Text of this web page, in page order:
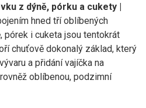
z dýně, pórku a cukety |
hned tří oblíbených
pórek i cuketa jsou tentokrát
chuťově dokonalý základ, který
a přidání vajíčka na
oblíbenou, podzimní